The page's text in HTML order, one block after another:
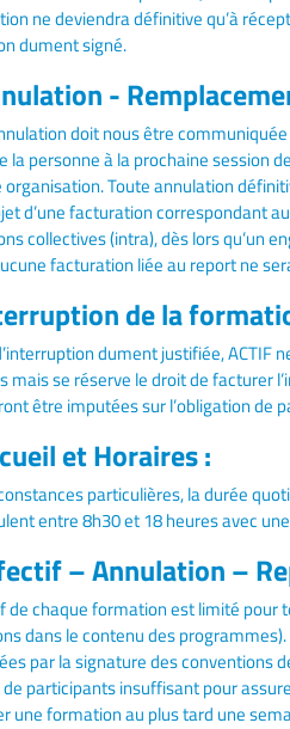
ne deviendra définitive qu’à
dument signé.
-
doit nous être
la personne à la prochaine session
organisation. Toute annulation
d’une facturation correspondant
collectives (intra), dès lors qu’un
facturation liée au report ne
de la
dument justifiée,
mais se réserve le droit de facturer
être imputées sur l’obligation de
et Horaires :
particulières, la durée
entre 8h30 et 18 heures avec
– Annulation –
de chaque formation est limité
dans le contenu des
par la signature des conventions
participants insuffisant pour
une formation au plus tard une